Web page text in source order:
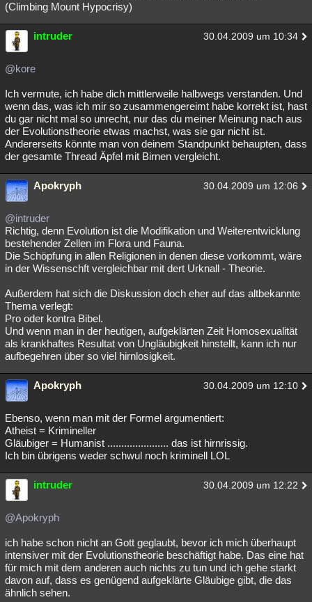
(Climbing Mount Hypocrisy)
intruder 30.04.2009 um 10:34
@kore
Ich vermute, ich habe dich mittlerweile halbwegs verstanden. Und
wenn das, was ich mir so zusammengereimt habe korrekt ist, hast
du gar nicht mal so unrecht, nur das du meiner Meinung nach aus
der Evolutionstheorie etwas machst, was sie gar nicht ist.
Andererseits könnte man von deinem Standpunkt behaupten, dass
der gesamte Thread Äpfel mit Birnen vergleicht.
Apokryph 30.04.2009 um 12:06
@intruder
Richtig, denn Evolution ist die Modifikation und Weiterentwicklung
bestehender Zellen im Flora und Fauna.
Die Schöpfung in allen Religionen in denen diese vorkommt, wäre
in der Wissenschft vergleichbar mit dert Urknall - Theorie.
Außerdem hat sich die Diskussion doch eher auf das altbekannte
Thema verlegt:
Pro oder kontra Bibel.
Und wenn man in der heutigen, aufgeklärten Zeit Homosexualität
als krankhaftes Resultat von Ungläubigkeit hinstellt, kann ich nur
aufbegehren über so viel hirnlosigkeit.
Apokryph 30.04.2009 um 12:10
Ebenso, wenn man mit der Formel argumentiert:
Atheist = Krimineller
Gläubiger = Humanist ...................... das ist hirnrissig.
Ich bin übrigens weder schwul noch kriminell LOL
intruder 30.04.2009 um 12:22
@Apokryph
ich habe schon nicht an Gott geglaubt, bevor ich mich überhaupt
intensiver mit der Evolutionstheorie beschäftigt habe. Das eine hat
für mich mit dem anderen auch nichts zu tun und ich gehe starkt
davon auf, dass es genügend aufgeklärte Gläubige gibt, die das
ähnlich sehen.